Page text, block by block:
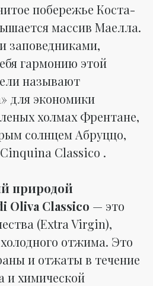
побережье Коста-
массив Маелла.
заповедниками,
гармонию этой
называют
для экономики
холмах Френтане,
солнцем Абруццо,
Classico .
природой
Oliva Classico — это
(Extra Virgin),
отжима. Это
и отжаты в течение
и химической